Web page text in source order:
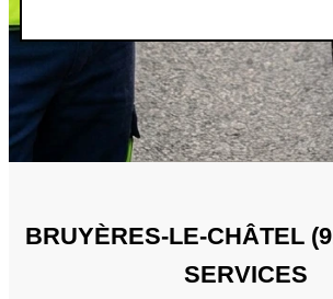
BRUYÈRES-LE-CHÂTEL
SERVICES